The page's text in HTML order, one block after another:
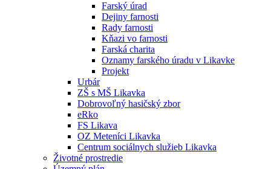
Farský úrad
Dejiny farnosti
Rady farnosti
Kňazi vo farnosti
Farská charita
Oznamy farského úradu v Likavke
Projekt
Urbár
ZŠ s MŠ Likavka
Dobrovoľný hasičský zbor
eRko
FS Likava
OZ Meteníci Likavka
Centrum sociálnych služieb Likavka
Životné prostredie